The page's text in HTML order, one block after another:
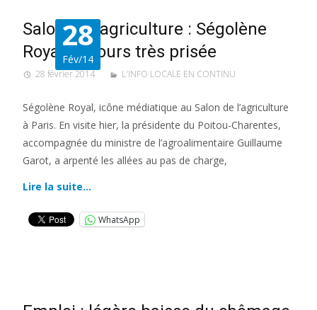
28
Fév/14
Salon de l’agriculture : Ségolène
Royal toujours très prisée
28 février 2014 L'INFO LOCALE EN CONTINU
Ségolène Royal, icône médiatique au Salon de l’agriculture
à Paris. En visite hier, la présidente du Poitou-Charentes,
accompagnée du ministre de l’agroalimentaire Guillaume
Garot, a arpenté les allées au pas de charge,
Lire la suite…
WhatsApp